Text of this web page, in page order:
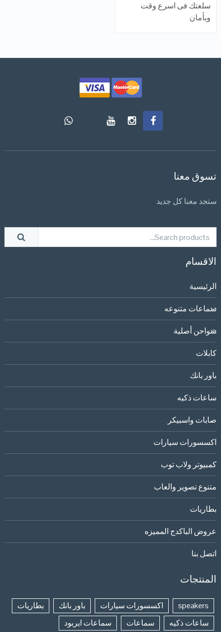
سلعتك فى اسرع وقت
وبأمان
تسوق معنا
ستجد معنا كل جديد
الاقسام
الرئيسية
سماعات متنوعه
شواحن أصلية
كابلات
باور بانك
ساعات ذكيه
صابات واسبيكر
اكسسورات سيارات
كمبيوتر ولاب توب
متنوع تصوير والعاب
بطاريات
عروض الباكدج المميزه
اتصل بنا
المنتجات
speakers اكسسورات سيارات باور بانك
بطاريات
ساعات ذكيه
سماعات سماعات ايربود